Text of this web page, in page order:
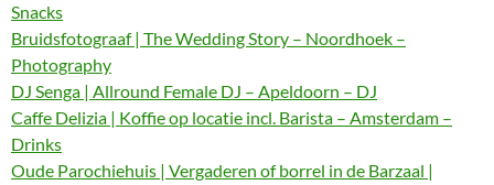
Snacks
Bruidsfotograaf | The Wedding Story – Noordhoek –
Photography
DJ Senga | Allround Female DJ – Apeldoorn – DJ
Caffe Delizia | Koffie op locatie incl. Barista – Amsterdam –
Drinks
Oude Parochiehuis | Vergaderen of borrel in de Barzaal |